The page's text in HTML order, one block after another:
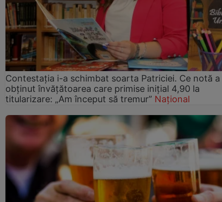
Contestația i-a schimbat soarta Patriciei. Ce notă a
obținut învățătoarea care primise inițial 4,90 la
titularizare: „Am început să tremur” Național